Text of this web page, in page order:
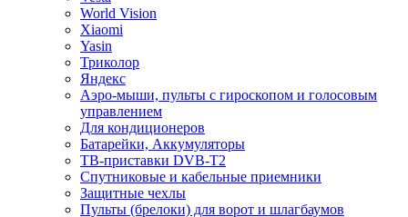
World Vision
Xiaomi
Yasin
Триколор
Яндекс
Аэро-мыши, пульты с гироскопом и голосовым
управлением
Для кондиционеров
Батарейки, Аккумуляторы
ТВ-приставки DVB-T2
Спутниковые и кабельные приемники
Защитные чехлы
Пульты (брелоки) для ворот и шлагбаумов